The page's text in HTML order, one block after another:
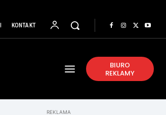
KONTAKT
BIURO
REKLAMY
REKLAMA